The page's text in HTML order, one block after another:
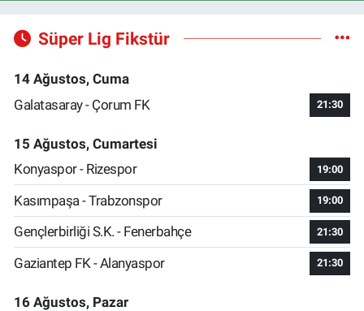
Süper Lig Fikstür
14 Ağustos, Cuma
Galatasaray - Çorum FK
21:30
15 Ağustos, Cumartesi
Konyaspor - Rizespor
19:00
Kasımpaşa - Trabzonspor 19:00
Gençlerbirliği S.K. - Fenerbahçe 21:30
Gaziantep FK - Alanyaspor 21:30
16 Ağustos, Pazar